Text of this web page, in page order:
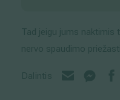
Tad jeigu jums naktimis
nervo spaudimo
Dalintis